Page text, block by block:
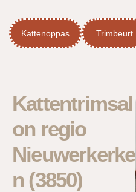
naar
de
inhoud
Kattenoppas Trimbeurt
Kattentrimsal
on regio
Nieuwerkerke
n (3850)